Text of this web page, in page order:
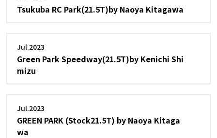
Tsukuba RC Park(21.5T)by Naoya Kitagawa
Jul.2023
Green Park Speedway(21.5T)by Kenichi Shi
mizu
Jul.2023
GREEN PARK (Stock21.5T) by Naoya Kitaga
wa